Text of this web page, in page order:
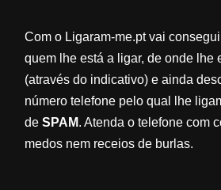
Com o Ligaram-me.pt vai
quem lhe está a ligar, de onde lhe
(através do indicativo) e ainda
número telefone pelo qual lhe
de SPAM. Atenda o telefone com
medos nem receios de burlas.